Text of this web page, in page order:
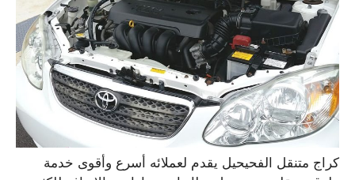
كراج متنقل الفحيحيل يقدم لعملائه أسرع وأقوى خدمة